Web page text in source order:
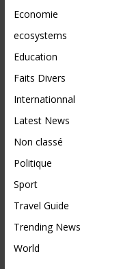
Economie
ecosystems
Education
Faits Divers
Internationnal
Latest News
Non classé
Politique
Sport
Travel Guide
Trending News
World